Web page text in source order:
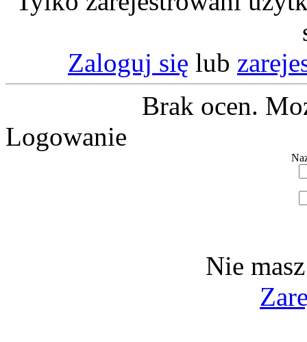
Zaloguj się lub
Brak ocen.
Logowanie
Nie